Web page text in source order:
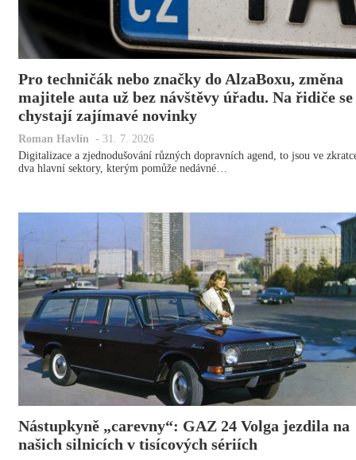
Pro techničák nebo značky do AlzaBoxu, změna
majitele auta už bez návštěvy úřadu. Na řidiče se
chystají zajímavé novinky
Roman Havlín - 31. 7. 2026
Digitalizace a zjednodušování různých dopravních agend, to jsou ve
dva hlavní sektory, kterým pomůže nedávné…
Nástupkyně „carevny“: GAZ 24 Volga jezdila na
našich silnicích v tisícových sériích